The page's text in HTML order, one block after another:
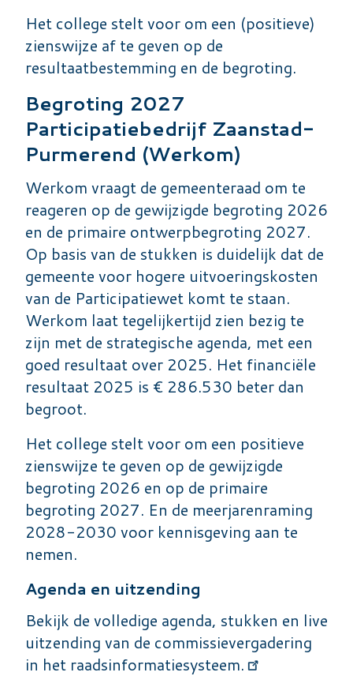
Het college stelt voor om een (positieve)
zienswijze af te geven op de
resultaatbestemming en de begroting.
Begroting 2027
Participatiebedrijf Zaanstad-
Purmerend (Werkom)
Werkom vraagt de gemeenteraad om te
reageren op de gewijzigde begroting 2026
en de primaire ontwerpbegroting 2027.
Op basis van de stukken is duidelijk dat de
gemeente voor hogere uitvoeringskosten
van de Participatiewet komt te staan.
Werkom laat tegelijkertijd zien bezig te
zijn met de strategische agenda, met een
goed resultaat over 2025. Het financiële
resultaat 2025 is € 286.530 beter dan
begroot.
Het college stelt voor om een positieve
zienswijze te geven op de gewijzigde
begroting 2026 en op de primaire
begroting 2027. En de meerjarenraming
2028-2030 voor kennisgeving aan te
nemen.
Agenda en uitzending
Bekijk de volledige agenda, stukken en live
uitzending van de commissievergadering
in het raadsinformatiesysteem.